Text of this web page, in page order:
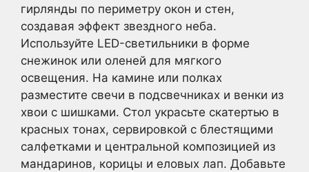
гирлянды по периметру окон и стен,
создавая эффект звездного неба.
Используйте LED-светильники в форме
снежинок или оленей для мягкого
освещения. На камине или полках
разместите свечи в подсвечниках и венки из
хвои с шишками. Стол украсьте скатертью в
красных тонах, сервировкой с блестящими
салфетками и центральной композицией из
мандаринов, корицы и еловых лап. Добавьте